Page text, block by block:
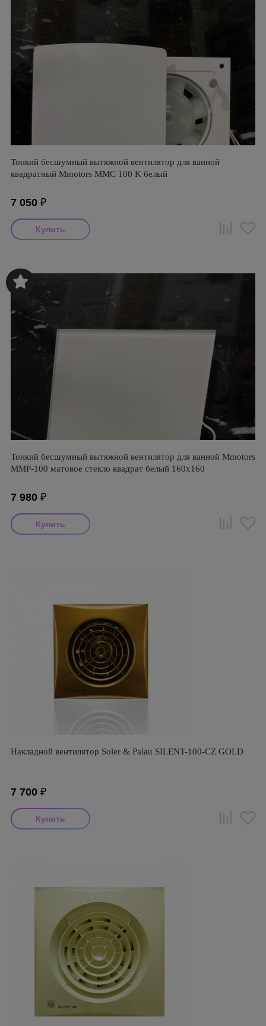
Тонкий бесшумный вытяжной вентилятор для ванной
квадратный Mmotors ММC 100 K белый
7 050 ₽
Тонкий бесшумный вытяжной вентилятор для ванной Mmotors
ММР-100 матовое стекло квадрат белый 160х160
7 980 ₽
Накладной вентилятор Soler & Palau SILENT-100-CZ GOLD
7 700 ₽